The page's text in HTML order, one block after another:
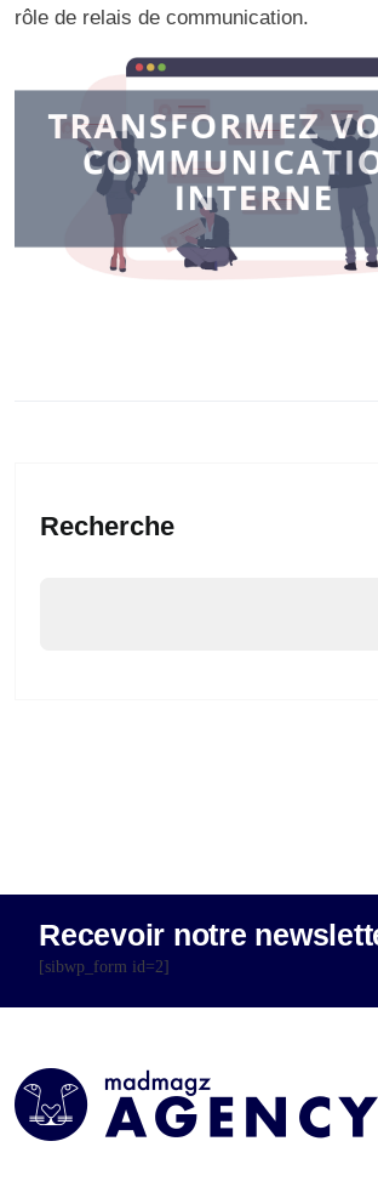
rôle de relais de communication.
Recherche
Recevoir notre
[sibwp_form id=2]